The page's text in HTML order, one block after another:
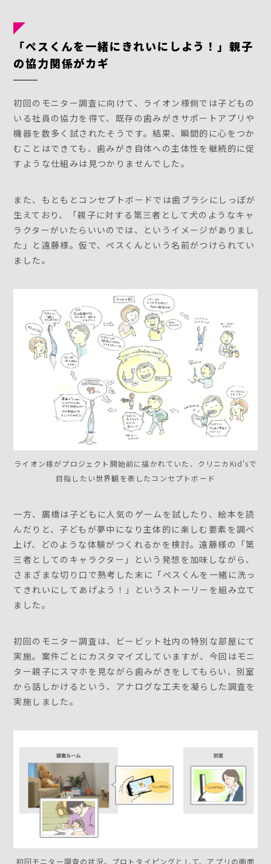
「ぺスくんを一緒にきれいにしよう！」親子
の協力関係がカギ
初回のモニター調査に向けて、ライオン様側では子どもの
いる社員の協力を得て、既存の歯みがきサポートアプリや
機器を数多く試されたそうです。結果、瞬間的に心をつか
むことはできても、歯みがき自体への主体性を継続的に促
すような仕組みは見つかりませんでした。
また、もともとコンセプトボードでは歯ブラシにしっぽが
生えており、「親子に対する第三者として犬のようなキャ
ラクターがいたらいいのでは、というイメージがありまし
た」と遠藤様。仮で、ぺスくんという名前がつけられてい
ました。
ライオン様がプロジェクト開始前に描かれていた、クリニカKid'sで
目指したい世界観を表したコンセプトボード
一方、廣橋は子どもに人気のゲームを試したり、絵本を読
んだりと、子どもが夢中になり主体的に楽しむ要素を調べ
上げ、どのような体験がつくれるかを検討。遠藤様の「第
三者としてのキャラクター」という発想を加味しながら、
さまざまな切り口で熟考した末に「ぺスくんを一緒に洗っ
てきれいにしてあげよう！」というストーリーを組み立て
ました。
初回のモニター調査は、ビービット社内の特別な部屋にて
実施。案件ごとにカスタマイズしていますが、今回はモニ
ター親子にスマホを見ながら歯みがきをしてもらい、別室
から話しかけるという、アナログな工夫を凝らした調査を
実施しました。
初回モニター調査の状況。プロトタイピングとして、アプリの画面